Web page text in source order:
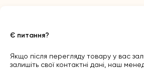
Є питання?
Якщо після перегляду товару у вас
залишіть свої контактні дані, наш